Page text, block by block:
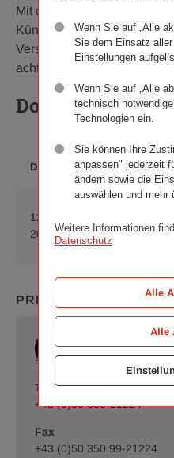
Mit dem Werk
Künstlerin Tanja Deman
Versicherungsverein die
achten Mal fort.
Downloads
DATUM
12. Mai
2015
am Wiener
Ringturm
PRESSEKONTAKT
Romy Schrammel
Presse und
Telefon
+43 (0)50 350-21224
Fax
+43 (0)50 350 99-21224
Wenn Sie auf „Alle
Sie dem Einsatz
Einstellungen
Wenn Sie auf „Alle
technisch
Technologien ein.
Sie können Ihre
anpassen" jederzeit
ändern sowie die
auswählen und mehr
Weitere Informationen
Datenschutz
Alle
Alle